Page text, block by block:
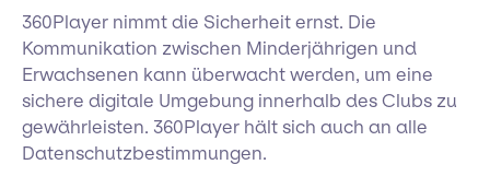
360Player nimmt die Sicherheit ernst. Die
Kommunikation zwischen Minderjährigen und
Erwachsenen kann überwacht werden, um eine
sichere digitale Umgebung innerhalb des Clubs zu
gewährleisten. 360Player hält sich auch an alle
Datenschutzbestimmungen.